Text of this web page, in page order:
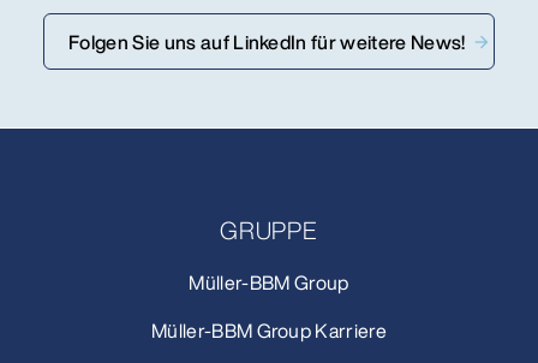
Folgen Sie uns auf LinkedIn für weitere News!
GRUPPE
Müller-BBM Group
Müller-BBM Group Karriere